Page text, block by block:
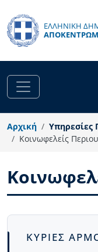
ΕΛΛΗΝΙΚΗ
Αρχική
Υπηρεσίες
Κοινωφελείς
Body
ΚΥΡΙΕΣ